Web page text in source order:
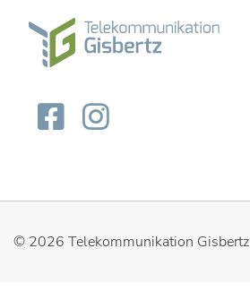
© 2026 Telekommunikation Gisbertz